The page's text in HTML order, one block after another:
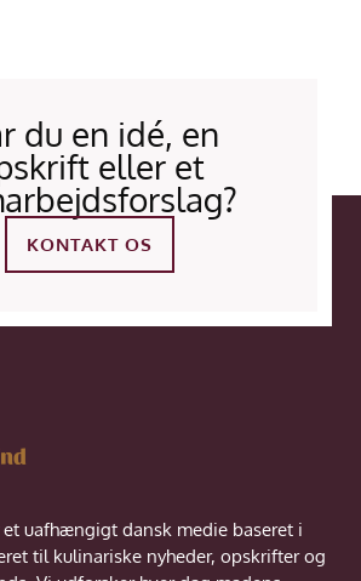
du en idé, en
eller et
KONTAKT OS
et uafhængigt dansk medie baseret i
til kulinariske nyheder, opskrifter og